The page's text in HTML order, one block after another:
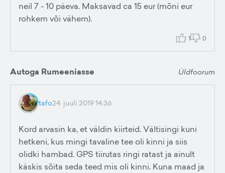
neil 7 - 10 päeva. Maksavad ca 15 eur (mõni eur
rohkem või vähem).
1 0
Autoga Rumeeniasse Üldfoorum
tafo24. juuli 2019 14:36
Kord arvasin ka, et väldin kiirteid. Vältisingi kuni
hetkeni, kus mingi tavaline tee oli kinni ja siis
olidki hambad. GPS tiirutas ringi ratast ja ainult
käskis sõita seda teed mis oli kinni. Kuna maad ja